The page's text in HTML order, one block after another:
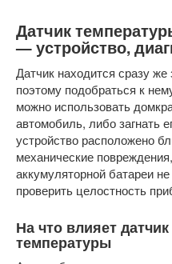
Датчик
— устройство,
Датчик находится сразу
поэтому подобраться к
можно использовать
автомобиль, либо загнать
устройство расположено
механические
аккумуляторной батареи
проверить целостность
На что влияет
температуры